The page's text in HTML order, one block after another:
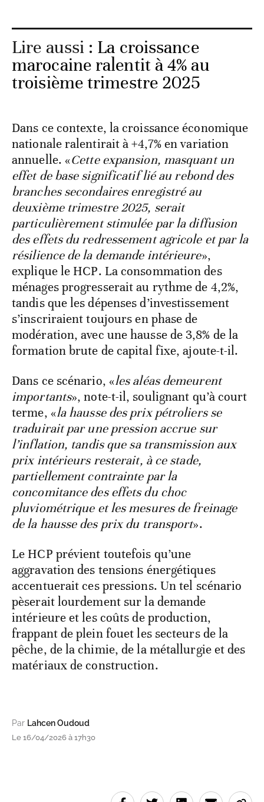
Lire aussi : La croissance
marocaine ralentit à 4% au
troisième trimestre 2025
Dans ce contexte, la croissance économique
nationale ralentirait à +4,7% en variation
annuelle. «Cette expansion, masquant un
effet de base significatif lié au rebond des
branches secondaires enregistré au
deuxième trimestre 2025, serait
particulièrement stimulée par la diffusion
des effets du redressement agricole et par la
résilience de la demande intérieure»,
explique le HCP. La consommation des
ménages progresserait au rythme de 4,2%,
tandis que les dépenses d’investissement
s’inscriraient toujours en phase de
modération, avec une hausse de 3,8% de la
formation brute de capital fixe, ajoute-t-il.
Dans ce scénario, «les aléas demeurent
importants», note-t-il, soulignant qu’à court
terme, «la hausse des prix pétroliers se
traduirait par une pression accrue sur
l’inflation, tandis que sa transmission aux
prix intérieurs resterait, à ce stade,
partiellement contrainte par la
concomitance des effets du choc
pluviométrique et les mesures de freinage
de la hausse des prix du transport».
Le HCP prévient toutefois qu’une
aggravation des tensions énergétiques
accentuerait ces pressions. Un tel scénario
pèserait lourdement sur la demande
intérieure et les coûts de production,
frappant de plein fouet les secteurs de la
pêche, de la chimie, de la métallurgie et des
matériaux de construction.
Par Lahcen Oudoud
Le 16/04/2026 à 17h30